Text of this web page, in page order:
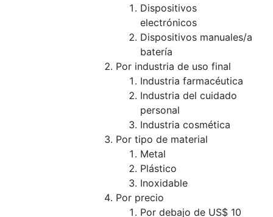
Dispositivos
electrónicos
Dispositivos manuales/a
batería
Por industria de uso final
Industria farmacéutica
Industria del cuidado
personal
Industria cosmética
Por tipo de material
Metal
Plástico
Inoxidable
Por precio
Por debajo de US$ 10